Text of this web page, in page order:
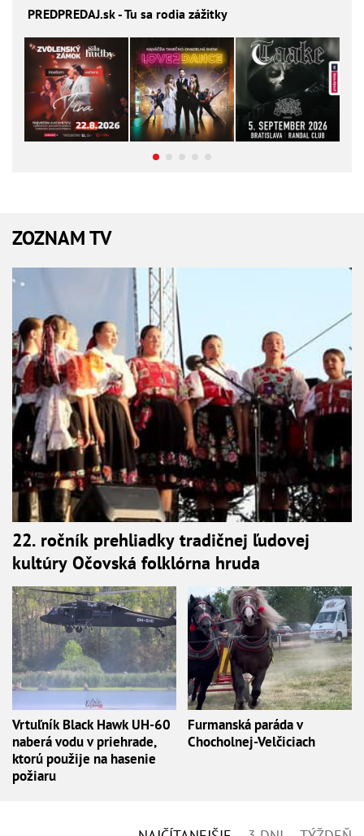
PREDPREDAJ.sk - Tu sa rodia zážitky
ZOZNAM TV
22. ročník prehliadky tradičnej ľudovej
kultúry Očovská folklórna hruda
Vrtuľník Black Hawk UH-60
naberá vodu v priehrade,
ktorú použije na hasenie
požiaru
Furmanská paráda v
Chocholnej-Velčiciach